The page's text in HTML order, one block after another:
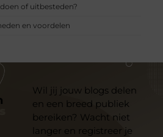
of uitbesteden?
en voordelen
Wil jij jouw blogs delen
en een breed publiek
bereiken? Wacht niet
langer en registreer je